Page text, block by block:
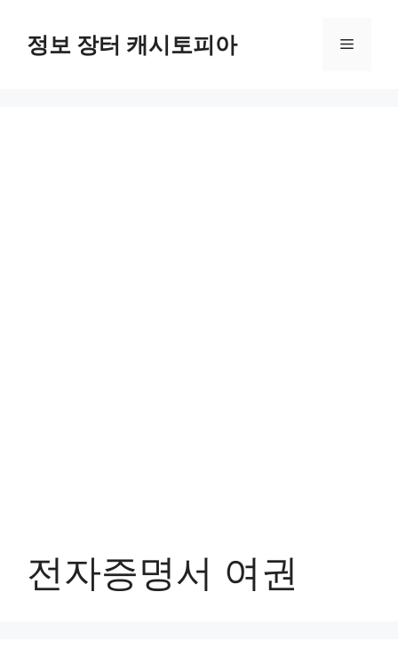
content정보 장터 캐시토피아 Menu
전자증명서 여권